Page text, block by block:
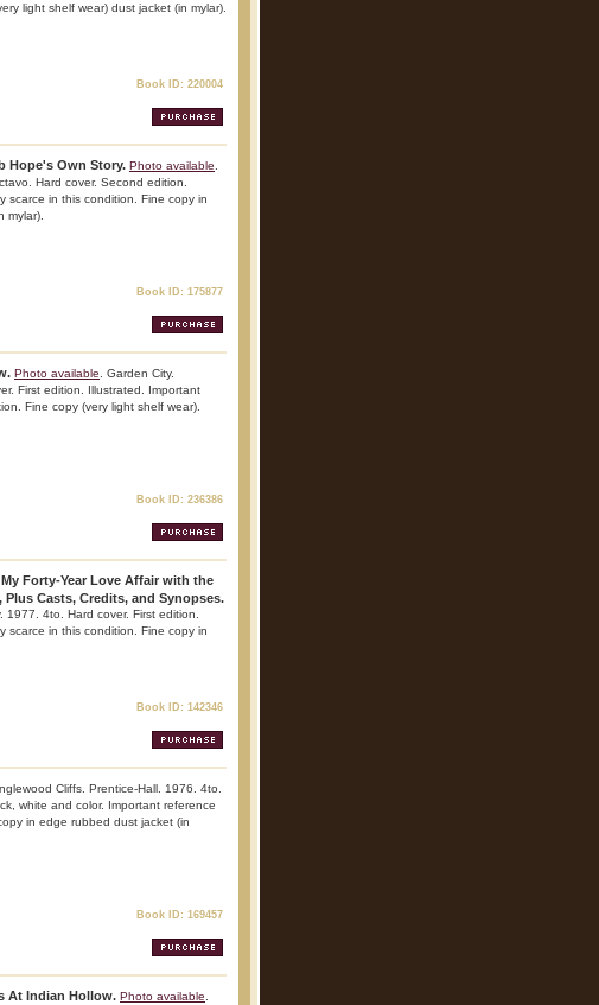
light shelf wear) dust jacket (in mylar).
Book ID: 220004
Hope's Own Story. Photo available
Hard cover. Second edition.
scarce in this condition. Fine copy in
mylar).
Book ID: 175877
Photo available . Garden City.
First edition. Illustrated. Important
Fine copy (very light shelf wear).
Book ID: 236386
Forty-Year Love Affair with the
Casts, Credits, and Synopses.
1977. 4to. Hard cover. First edition.
scarce in this condition. Fine copy in
Book ID: 142346
Cliffs. Prentice-Hall. 1976. 4to.
white and color. Important reference
in edge rubbed dust jacket (in
Book ID: 169457
At Indian Hollow. Photo available